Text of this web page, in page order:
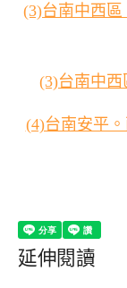
(3)台南中西
(3)台南中
(4)台南安平
延伸閱讀